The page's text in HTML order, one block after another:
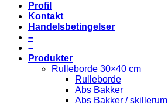
Profil
Kontakt
Handelsbetingelser
–
–
Produkter
Rulleborde 30×40 cm
Rulleborde
Abs Bakker
Abs Bakker / skillerum